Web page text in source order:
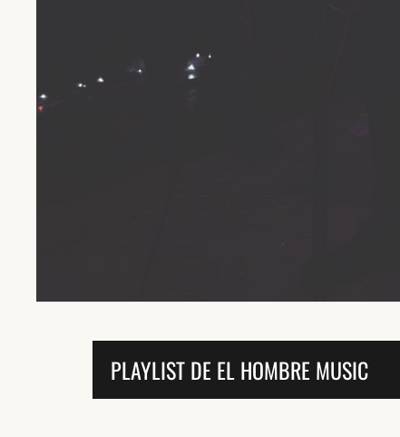
PLAYLIST DE EL HOMBRE MUSIC